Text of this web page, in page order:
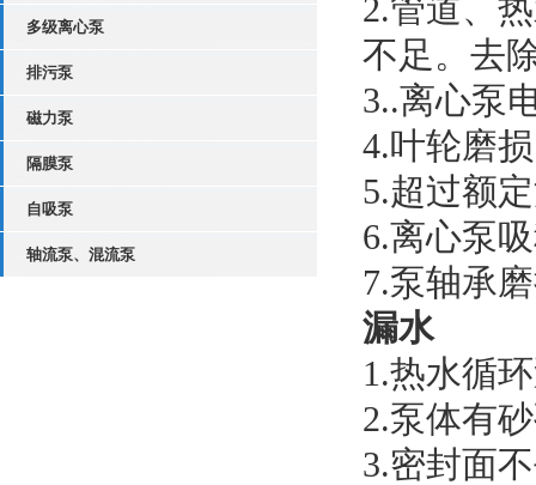
多级离心泵
排污泵
磁力泵
隔膜泵
自吸泵
轴流泵、混流泵
2.管道、
不足。去
3..离心泵
4.叶轮磨
5.超过额
6.离心泵
7.泵轴承
漏水
1.热水循
2.泵体有
3.密封面